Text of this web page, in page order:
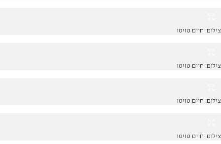
צילום: חיים טויטו
צילום: חיים טויטו
צילום: חיים טויטו
צילום: חיים טויטו